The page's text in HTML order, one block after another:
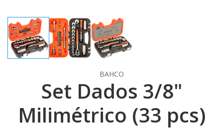
BAHCO
Set Dados 3/8"
Milimétrico (33 pcs)